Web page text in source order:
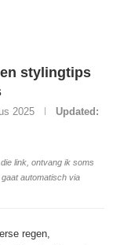
stylingtips
2025
Updated:
link, ontvang ik soms
automatisch via
regen,